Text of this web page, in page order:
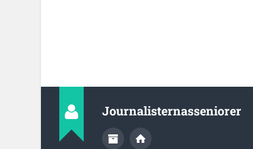
Journalisternasseniorer